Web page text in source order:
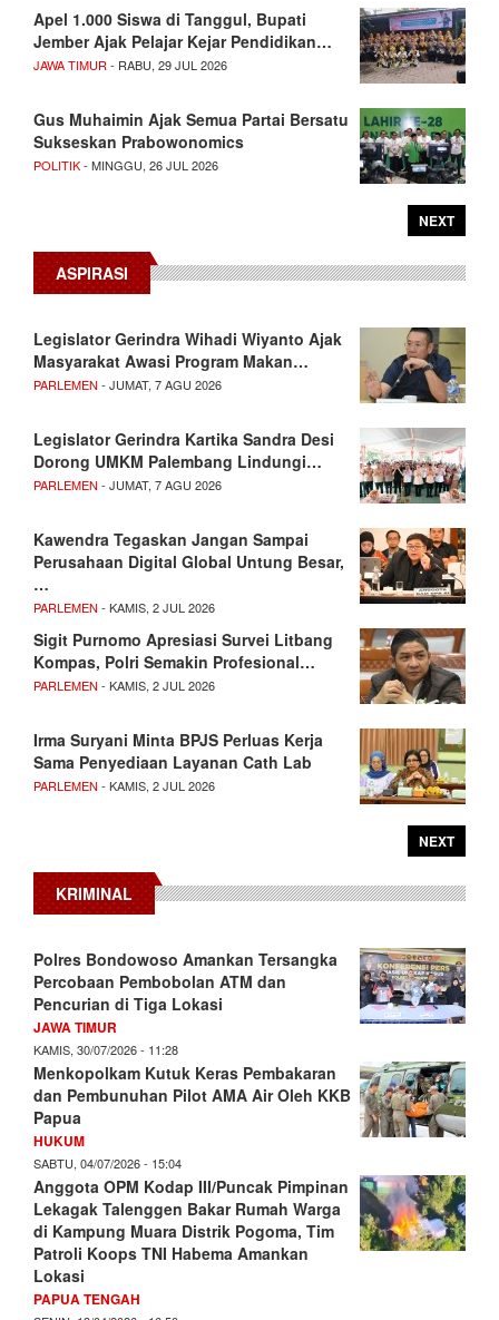
Apel 1.000 Siswa di Tanggul, Bupati
Jember Ajak Pelajar Kejar Pendidikan…
JAWA TIMUR- RABU, 29 JUL 2026
Gus Muhaimin Ajak Semua Partai Bersatu
Sukseskan Prabowonomics
POLITIK- MINGGU, 26 JUL 2026
NEXT
ASPIRASI
Legislator Gerindra Wihadi Wiyanto Ajak
Masyarakat Awasi Program Makan…
PARLEMEN - JUMAT, 7 AGU 2026
Legislator Gerindra Kartika Sandra Desi
Dorong UMKM Palembang Lindungi…
PARLEMEN - JUMAT, 7 AGU 2026
Kawendra Tegaskan Jangan Sampai
Perusahaan Digital Global Untung Besar,
…
PARLEMEN - KAMIS, 2 JUL 2026
Sigit Purnomo Apresiasi Survei Litbang
Kompas, Polri Semakin Profesional…
PARLEMEN - KAMIS, 2 JUL 2026
Irma Suryani Minta BPJS Perluas Kerja
Sama Penyediaan Layanan Cath Lab
PARLEMEN - KAMIS, 2 JUL 2026
NEXT
KRIMINAL
Polres Bondowoso Amankan Tersangka
Percobaan Pembobolan ATM dan
Pencurian di Tiga Lokasi
JAWA TIMUR
KAMIS, 30/07/2026 - 11:28
Menkopolkam Kutuk Keras Pembakaran
dan Pembunuhan Pilot AMA Air Oleh KKB
Papua
HUKUM
SABTU, 04/07/2026 - 15:04
Anggota OPM Kodap III/Puncak Pimpinan
Lekagak Talenggen Bakar Rumah Warga
di Kampung Muara Distrik Pogoma, Tim
Patroli Koops TNI Habema Amankan
Lokasi
PAPUA TENGAH